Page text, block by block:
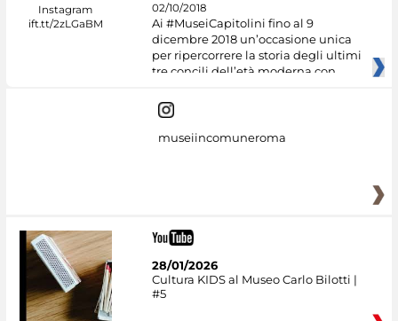
02/10/2018
Ai #MuseiCapitolini fino al 9
dicembre 2018 un’occasione unica
per ripercorrere la storia degli ultimi
tre concili dell’età moderna con
museiincomuneroma
28/01/2026
Cultura KIDS al Museo Carlo Bilotti |
#5